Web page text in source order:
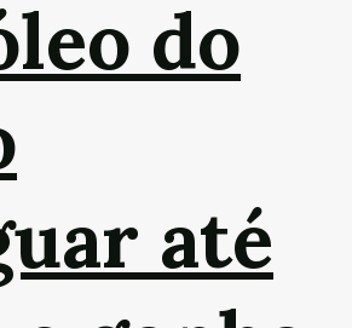
do
até